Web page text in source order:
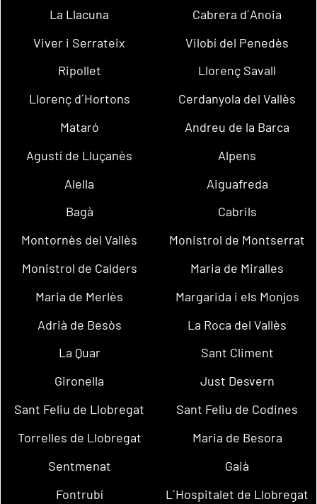
La Llacuna
Cabrera d´Anoia
Viver i Serrateix
Vilobí del Penedès
Ripollet
Llorenç Savall
Llorenç d´Hortons
Cerdanyola del Vallès
Mataró
Andreu de la Barca
Agustí de Lluçanès
Alpens
Alella
Aiguafreda
Bagà
Cabrils
Montornès del Vallès
Monistrol de Montserrat
Monistrol de Calders
Maria de Miralles
Maria de Merlès
Margarida i els Monjos
Adrià de Besòs
La Roca del Vallès
La Quar
Sant Climent
Gironella
Just Desvern
Sant Feliu de Llobregat
Sant Feliu de Codines
Torrelles de Llobregat
Maria de Besora
Sentmenat
Gaià
Fontrubí
L´Hospitalet de Llobregat